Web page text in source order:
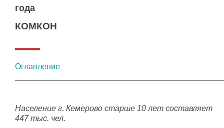
года
КОМКОН
Оглавление
Население г. Кемерово старше 10 лет составляет
447 тыс. чел.